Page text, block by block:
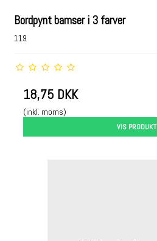
Bordpynt bamser i 3 farver
119
18,75 DKK
(inkl. moms)
VIS PRODUKT